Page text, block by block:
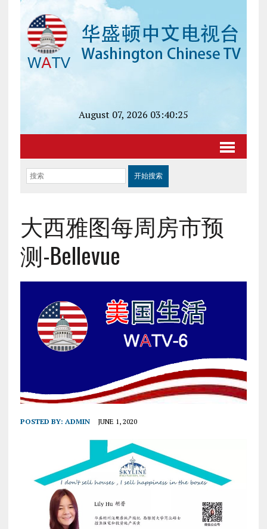
August 07, 2026 03:40:25
大西雅图每周房市预
测-Bellevue
POSTED BY: ADMIN JUNE 1, 2020